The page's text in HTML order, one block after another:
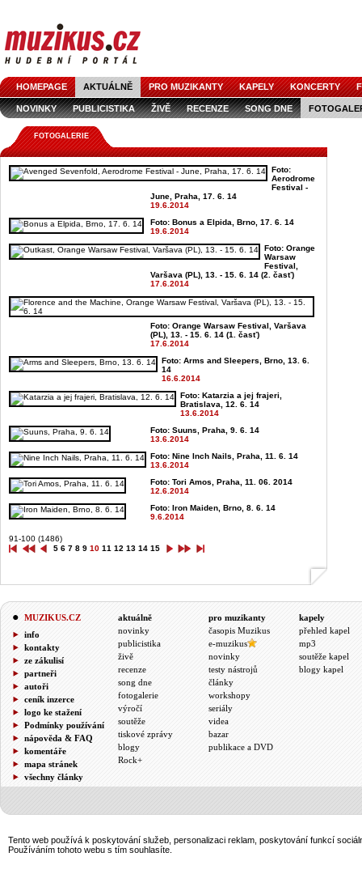
HOMEPAGE AKTUÁLNĚ PRO MUZIKANTY KAPELY KONCERTY
NOVINKY PUBLICISTIKA ŽIVĚ RECENZE SONG DNE
FOTOGALERIE
Foto:
Aerodrome
Festival -
June, Praha, 17. 6. 14
19.6.2014
Foto: Bonus a Elpida, Brno, 17. 6. 14
19.6.2014
Foto: Orange
Warsaw
Festival,
Varšava (PL), 13. - 15. 6. 14 (2. časť)
17.6.2014
Foto: Orange Warsaw Festival, Varšava
(PL), 13. - 15. 6. 14 (1. časť)
17.6.2014
Foto: Arms and Sleepers, Brno, 13. 6.
14
16.6.2014
Foto: Katarzia a jej frajeri,
Bratislava, 12. 6. 14
13.6.2014
Foto: Suuns, Praha, 9. 6. 14
13.6.2014
Foto: Nine Inch Nails, Praha, 11. 6. 14
13.6.2014
Foto: Tori Amos, Praha, 11. 06. 2014
12.6.2014
Foto: Iron Maiden, Brno, 8. 6. 14
9.6.2014
91-100 (1486)
5 6 7 8 9 10 11 12 13 14 15
MUZIKUS.CZ
info
kontakty
ze zákulisí
partneři
autoři
ceník inzerce
logo ke stažení
Podmínky používání
nápověda & FAQ
komentáře
mapa stránek
všechny články
aktuálně
novinky
publicistika
živě
recenze
song dne
fotogalerie
výročí
soutěže
tiskové zprávy
blogy
Rock+
pro muzikanty
časopis Muzikus
e-muzikus
novinky
testy nástrojů
články
workshopy
seriály
videa
bazar
publikace a DVD
kapely
přehled kapel
mp3
soutěže kapel
blogy kapel
Tento web používá k poskytování služeb, personalizaci reklam, poskytování funkcí
Používáním tohoto webu s tím souhlasíte.